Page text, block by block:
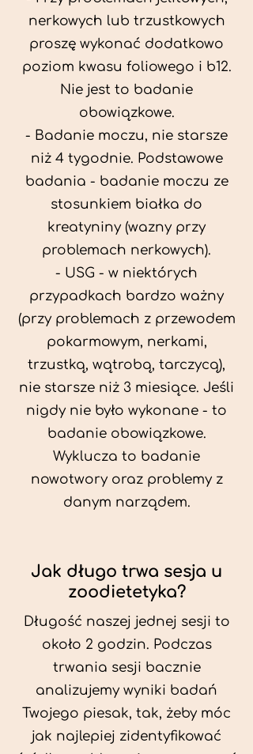
nerkowych lub trzustkowych
proszę wykonać dodatkowo
poziom kwasu foliowego i b12.
Nie jest to badanie
obowiązkowe.
- Badanie moczu, nie starsze
niż 4 tygodnie. Podstawowe
badania - badanie moczu ze
stosunkiem białka do
kreatyniny (wazny przy
problemach nerkowych).
- USG - w niektórych
przypadkach bardzo ważny
(przy problemach z przewodem
pokarmowym, nerkami,
trzustką, wątrobą, tarczycą),
nie starsze niż 3 miesiące. Jeśli
nigdy nie było wykonane - to
badanie obowiązkowe.
Wyklucza to badanie
nowotwory oraz problemy z
danym narządem.
Jak długo trwa sesja u
zoodietetyka?
Długość naszej jednej sesji to
około 2 godzin. Podczas
trwania sesji bacznie
analizujemy wyniki badań
Twojego piesak, tak, żeby móc
jak najlepiej zidentyfikować